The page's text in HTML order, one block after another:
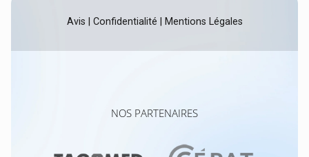
Avis Confidentialité Mentions Légales
NOS PARTENAIRES